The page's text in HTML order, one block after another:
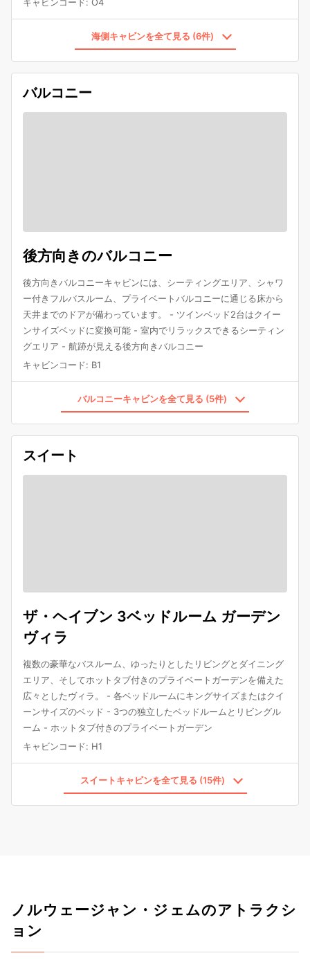
海側キャビンを全て見る (6件)
バルコニー
後方向きのバルコニー
後方向きバルコニーキャビンには、シーティングエリア、シャワ
ー付きフルバスルーム、プライベートバルコニーに通じる床から
天井までのドアが備わっています。 - ツインベッド2台はクイー
ンサイズベッドに変換可能 - 室内でリラックスできるシーティン
グエリア - 航跡が見える後方向きバルコニー
キャビンコード: B1
バルコニーキャビンを全て見る (5件)
スイート
ザ・ヘイブン 3ベッドルーム ガーデン
ヴィラ
複数の豪華なバスルーム、ゆったりとしたリビングとダイニング
エリア、そしてホットタブ付きのプライベートガーデンを備えた
広々としたヴィラ。 - 各ベッドルームにキングサイズまたはクイ
ーンサイズのベッド - 3つの独立したベッドルームとリビングル
ーム - ホットタブ付きのプライベートガーデン
キャビンコード: H1
スイートキャビンを全て見る (15件)
ノルウェージャン・ジェムのアトラクシ
ョン